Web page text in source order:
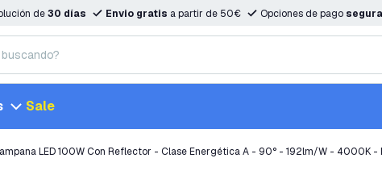
de30 días Envio gratis a partir de 50€ Opciones de pago
Sale
LED 100W Con Reflector - Clase Energética A - 90° - 192lm/W - 4000K -